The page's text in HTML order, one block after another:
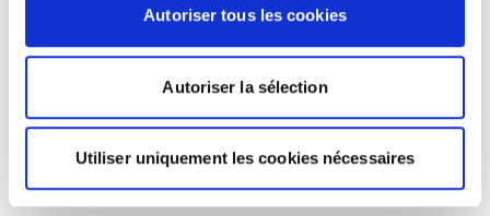
Autoriser tous les cookies
Autoriser la sélection
Utiliser uniquement les cookies nécessaires